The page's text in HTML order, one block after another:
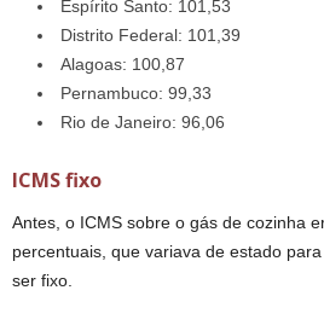
Espírito Santo: 101,53
Distrito Federal: 101,39
Alagoas: 100,87
Pernambuco: 99,33
Rio de Janeiro: 96,06
ICMS fixo
Antes, o ICMS sobre o gás de cozinha
percentuais, que variava de estado
ser fixo.